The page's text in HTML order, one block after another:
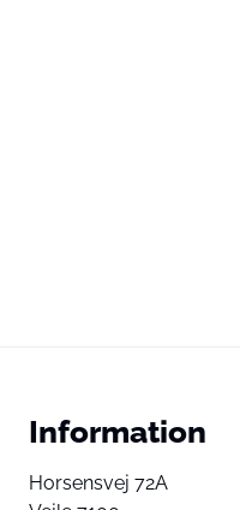
Information
Horsensvej 72A